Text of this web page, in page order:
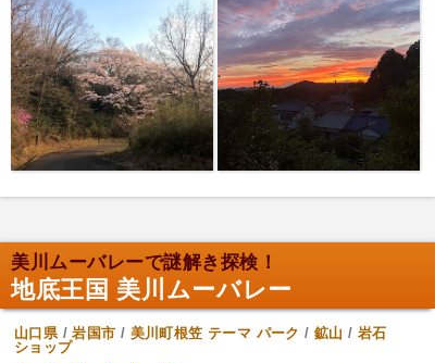
美川ムーバレーで謎解き探検！
地底王国 美川ムーバレー
山口県/岩国市 / 美川町根笠 テーマ パーク / 鉱山 / 岩石
ショップ